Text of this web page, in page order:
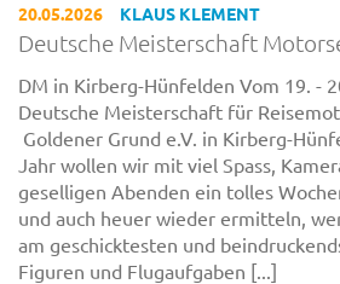
20.05.2026 KLAUS KLEMENT
Deutsche Meisterschaft
DM in Kirberg-Hünfelden Vom 19. -
Deutsche Meisterschaft für
Goldener Grund e.V. in Kirberg-
Jahr wollen wir mit viel Spass,
geselligen Abenden ein tolles
und auch heuer wieder ermitteln,
am geschicktesten und
Figuren und Flugaufgaben [...]